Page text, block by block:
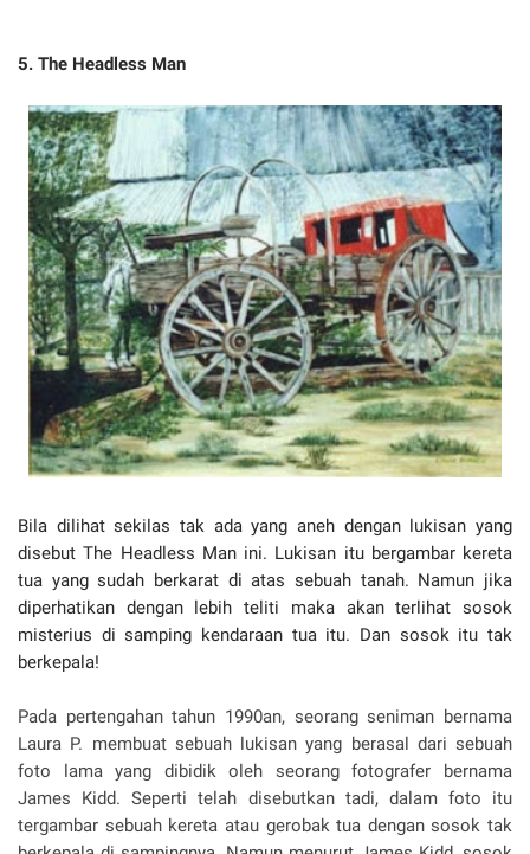
5. The Headless Man
Bila dilihat sekilas tak ada yang aneh dengan lukisan yang
disebut The Headless Man ini. Lukisan itu bergambar kereta
tua yang sudah berkarat di atas sebuah tanah. Namun jika
diperhatikan dengan lebih teliti maka akan terlihat sosok
misterius di samping kendaraan tua itu. Dan sosok itu tak
berkepala!
Pada pertengahan tahun 1990an, seorang seniman bernama
Laura P. membuat sebuah lukisan yang berasal dari sebuah
foto lama yang dibidik oleh seorang fotografer bernama
James Kidd. Seperti telah disebutkan tadi, dalam foto itu
tergambar sebuah kereta atau gerobak tua dengan sosok tak